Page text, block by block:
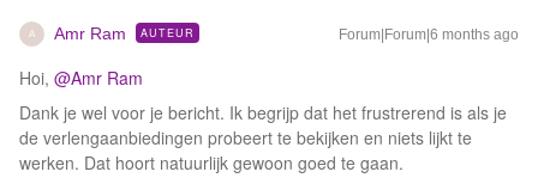
A Amr Ram AUTEUR Forum|Forum|6 months ago
Hoi, ​ @Amr Ram
Dank je wel voor je bericht. Ik begrijp dat het frustrerend is als je
de verlengaanbiedingen probeert te bekijken en niets lijkt te
werken. Dat hoort natuurlijk gewoon goed te gaan.